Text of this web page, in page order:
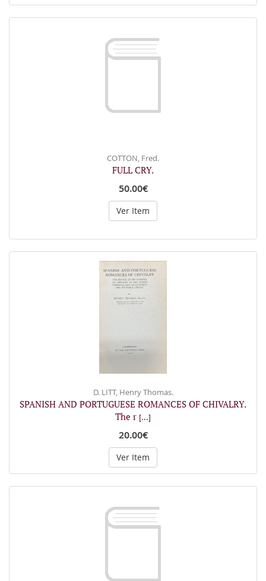
COTTON, Fred.
FULL CRY.
50.00€
Ver Item
D. LITT, Henry Thomas.
SPANISH AND PORTUGUESE ROMANCES OF CHIVALRY.
The r [...]
20.00€
Ver Item